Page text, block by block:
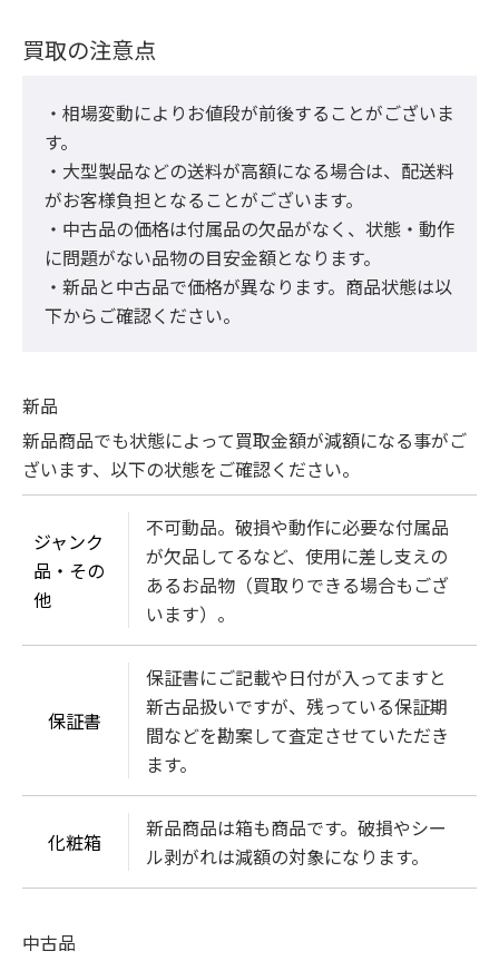
買取の注意点
・相場変動によりお値段が前後することがございま
す。
・大型製品などの送料が高額になる場合は、配送料
がお客様負担となることがございます。
・中古品の価格は付属品の欠品がなく、状態・動作
に問題がない品物の目安金額となります。
・新品と中古品で価格が異なります。商品状態は以
下からご確認ください。
新品
新品商品でも状態によって買取金額が減額になる事がご
ざいます、以下の状態をご確認ください。
ジャンク
品・その
他
不可動品。破損や動作に必要な付属品
が欠品してるなど、使用に差し支えの
あるお品物（買取りできる場合もござ
います）。
保証書
保証書にご記載や日付が入ってますと
新古品扱いですが、残っている保証期
間などを勘案して査定させていただき
ます。
化粧箱
新品商品は箱も商品です。破損やシー
ル剥がれは減額の対象になります。
中古品